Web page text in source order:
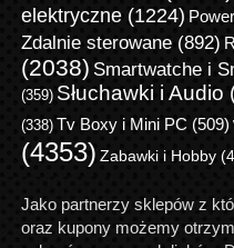
elektryczne(1224)
Zdalnie sterowane(892)
(2038) Smartwatche i
(359) Słuchawki i Audio
(338) Tv Boxy i Mini PC (509)
(4353) Zabawki i Hobby
Jako partnerzy sklepów z
oraz kupony możemy